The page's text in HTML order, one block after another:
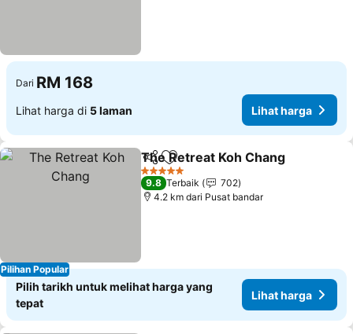
Dari RM 168
Lihat harga di 5 laman Lihat harga
Pilihan Popular
KongsiTambah ke favorit
The Retreat Koh Chang
5 Bintang
9.8 Terbaik
702
4.2 km dari Pusat bandar
Pilih tarikh untuk melihat harga yang
tepat
Lihat harga